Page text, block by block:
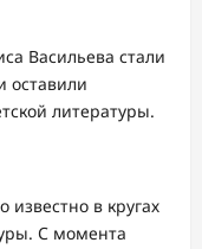
Васильева стали
оставили
литературы.
в кругах
С момента